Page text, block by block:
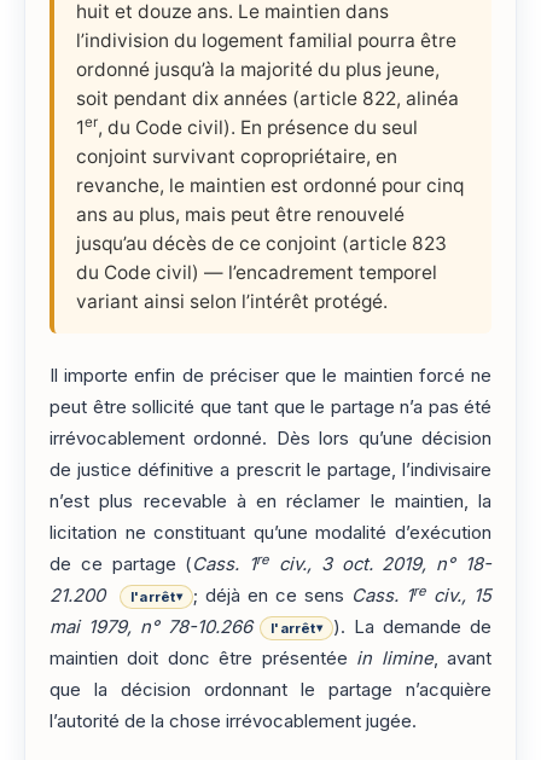
huit et douze ans. Le maintien dans
l’indivision du logement familial pourra être
ordonné jusqu’à la majorité du plus jeune,
soit pendant dix années (article 822, alinéa
1er, du Code civil). En présence du seul
conjoint survivant copropriétaire, en
revanche, le maintien est ordonné pour cinq
ans au plus, mais peut être renouvelé
jusqu’au décès de ce conjoint (article 823
du Code civil) — l’encadrement temporel
variant ainsi selon l’intérêt protégé.
Il importe enfin de préciser que le maintien forcé ne
peut être sollicité que tant que le partage n’a pas été
irrévocablement ordonné. Dès lors qu’une décision
de justice définitive a prescrit le partage, l’indivisaire
n’est plus recevable à en réclamer le maintien, la
licitation ne constituant qu’une modalité d’exécution
de ce partage (Cass. 1re
civ., 3 oct. 2019, n° 18-
21.200
l'arrêt▾ ; déjà en ce sens Cass. 1reciv., 15
mai 1979, n° 78-10.266
l'arrêt▾
). La demande de
maintien doit donc être présentée in limine, avant
que la décision ordonnant le partage n’acquière
l’autorité de la chose irrévocablement jugée.